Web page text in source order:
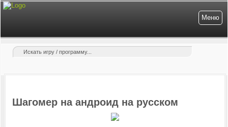
Меню
Шагомер на андроид на русском